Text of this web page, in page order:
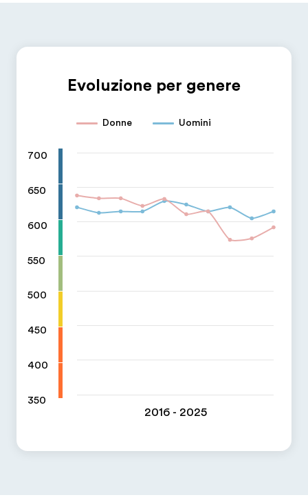
Evoluzione per genere
Donne Uomini
700
650
600
550
500
450
400
350
2016 - 2025